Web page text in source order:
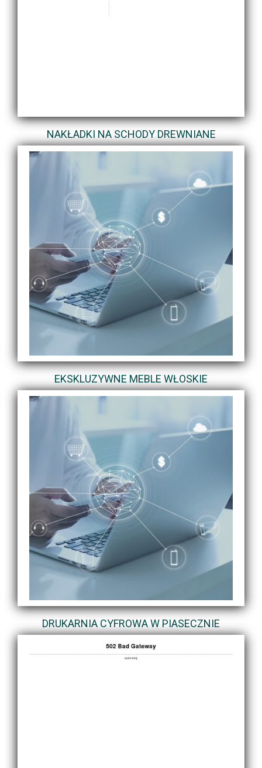
NAKŁADKI NA SCHODY DREWNIANE
EKSKLUZYWNE MEBLE WŁOSKIE
DRUKARNIA CYFROWA W PIASECZNIE